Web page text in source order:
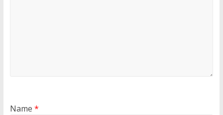
Name *